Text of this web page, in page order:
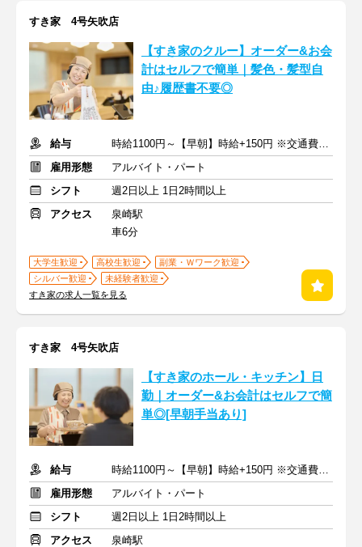
すき家 4号矢吹店
【すき家のクルー】オーダー&お会
計はセルフで簡単｜髪色・髪型自
由♪履歴書不要◎
給与
時給1100円～【早朝】時給+150円 ※交通費支給
雇用形態
アルバイト・パート
シフト
週2日以上 1日2時間以上
アクセス
泉崎駅
車6分
大学生歓迎 高校生歓迎
副業・Ｗワーク歓迎
シルバー歓迎
未経験者歓迎
すき家の求人一覧を見る
すき家 4号矢吹店
【すき家のホール・キッチン】日
勤｜オーダー&お会計はセルフで簡
単◎[早朝手当あり]
給与
時給1100円～【早朝】時給+150円 ※交通費支給
雇用形態
アルバイト・パート
シフト
週2日以上 1日2時間以上
アクセス
泉崎駅